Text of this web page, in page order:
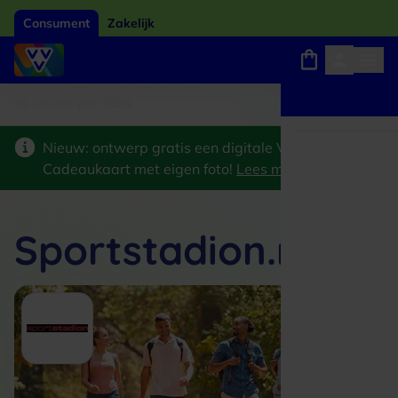
Consument Zakelijk
Nieuw: ontwerp gratis een digitale VVV
Cadeaukaart met eigen foto! Lees meer
Sportstadion.nl